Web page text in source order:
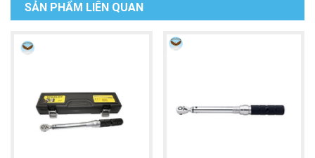
SẢN PHẨM LIÊN QUAN